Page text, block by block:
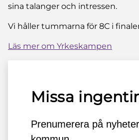
sina talanger och intressen.
Vi håller tummarna för 8C i
Läs mer om Yrkeskampen
Missa
Prenumerera på